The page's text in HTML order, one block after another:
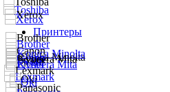
Принтеры